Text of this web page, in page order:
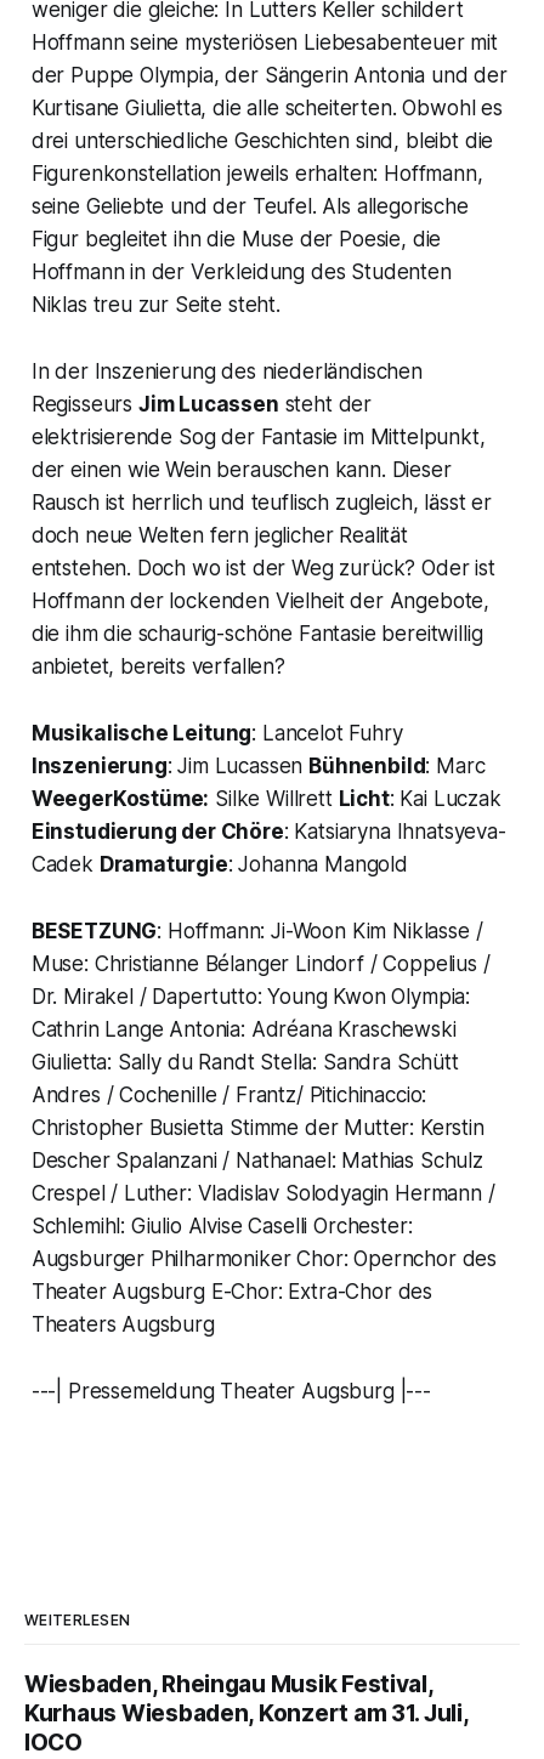
weniger die gleiche: In Lutters Keller schildert
Hoffmann seine mysteriösen Liebesabenteuer mit
der Puppe Olympia, der Sängerin Antonia und der
Kurtisane Giulietta, die alle scheiterten. Obwohl es
drei unterschiedliche Geschichten sind, bleibt die
Figurenkonstellation jeweils erhalten: Hoffmann,
seine Geliebte und der Teufel. Als allegorische
Figur begleitet ihn die Muse der Poesie, die
Hoffmann in der Verkleidung des Studenten
Niklas treu zur Seite steht.
In der Inszenierung des niederländischen
Regisseurs Jim Lucassen steht der
elektrisierende Sog der Fantasie im Mittelpunkt,
der einen wie Wein berauschen kann. Dieser
Rausch ist herrlich und teuflisch zugleich, lässt er
doch neue Welten fern jeglicher Realität
entstehen. Doch wo ist der Weg zurück? Oder ist
Hoffmann der lockenden Vielheit der Angebote,
die ihm die schaurig-schöne Fantasie bereitwillig
anbietet, bereits verfallen?
Musikalische Leitung: Lancelot Fuhry
Inszenierung: Jim Lucassen Bühnenbild: Marc
WeegerKostüme: Silke Willrett Licht: Kai Luczak
Einstudierung der Chöre: Katsiaryna Ihnatsyeva-
Cadek Dramaturgie: Johanna Mangold
BESETZUNG: Hoffmann: Ji-Woon Kim Niklasse /
Muse: Christianne Bélanger Lindorf / Coppelius /
Dr. Mirakel / Dapertutto: Young Kwon Olympia:
Cathrin Lange Antonia: Adréana Kraschewski
Giulietta: Sally du Randt Stella: Sandra Schütt
Andres / Cochenille / Frantz/ Pitichinaccio:
Christopher Busietta Stimme der Mutter: Kerstin
Descher Spalanzani / Nathanael: Mathias Schulz
Crespel / Luther: Vladislav Solodyagin Hermann /
Schlemihl: Giulio Alvise Caselli Orchester:
Augsburger Philharmoniker Chor: Opernchor des
Theater Augsburg E-Chor: Extra-Chor des
Theaters Augsburg
---| Pressemeldung Theater Augsburg |---
WEITERLESEN
Wiesbaden, Rheingau Musik Festival,
Kurhaus Wiesbaden, Konzert am 31. Juli,
IOCO